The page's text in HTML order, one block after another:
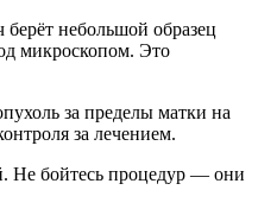
небольшой образец
микроскопом. Это
за пределы матки на
за лечением.
Не бойтесь процедур — они